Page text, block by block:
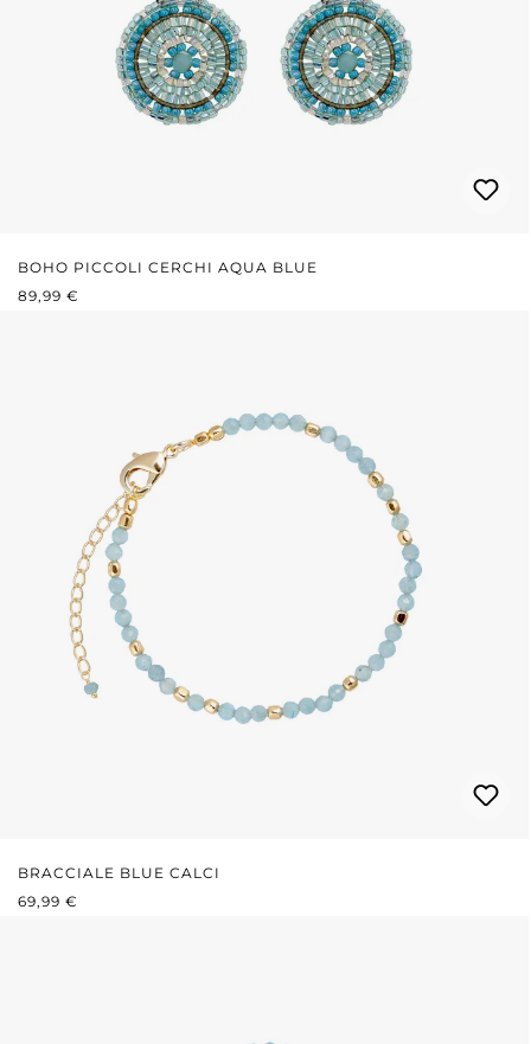
BOHO PICCOLI CERCHI AQUA BLUE
PREZZO NORMALE:
89,99 €
BRACCIALE BLUE CALCI
PREZZO NORMALE:
69,99 €